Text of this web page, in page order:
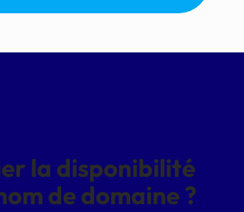
la disponibilité
de domaine ?